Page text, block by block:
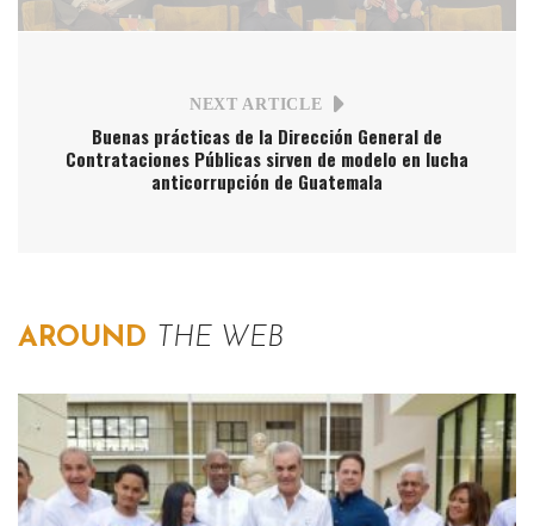
NEXT ARTICLE
Buenas prácticas de la Dirección General de
Contrataciones Públicas sirven de modelo en lucha
anticorrupción de Guatemala
AROUND THE WEB